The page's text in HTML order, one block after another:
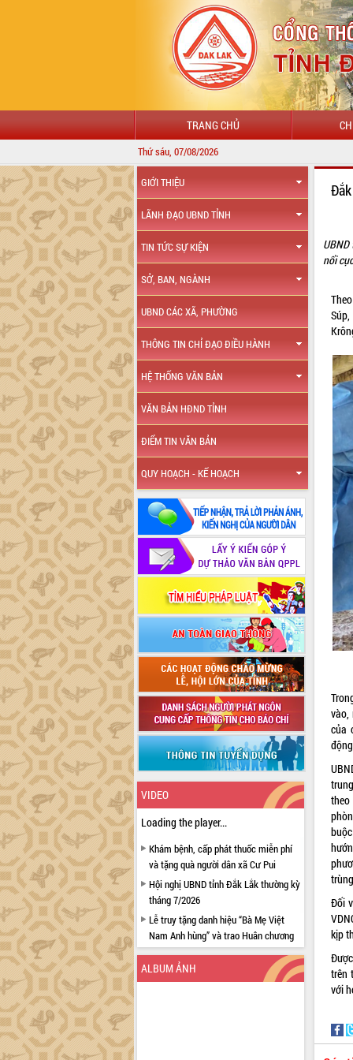
TRANG CHỦ
Thứ sáu, 07/08/2026
GIỚI THIỆU
LÃNH ĐẠO UBND TỈNH
TIN TỨC SỰ KIỆN
SỞ, BAN, NGÀNH
UBND CÁC XÃ, PHƯỜNG
THÔNG TIN CHỈ ĐẠO ĐIỀU HÀNH
HỆ THỐNG VĂN BẢN
VĂN BẢN HĐND TỈNH
ĐIỂM TIN VĂN BẢN
QUY HOẠCH - KẾ HOẠCH
VIDEO
Loading the player...
Khám bệnh, cấp phát thuốc miễn phí
và tặng quà người dân xã Cư Pui
Hội nghị UBND tỉnh Đắk Lắk thường kỳ
tháng 7/2026
Lễ truy tặng danh hiệu “Bà Mẹ Việt
Nam Anh hùng” và trao Huân chương
Lao động
UBND tỉnh Đắk Lắk triển khai nhiệm
vụ 6 tháng cuối năm 2026
ALBUM ẢNH
nổi
vào,
của
theo
Đối
kịp
trên
với